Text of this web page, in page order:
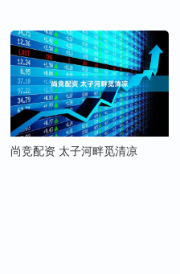
尚竞配资 太子河畔觅清凉